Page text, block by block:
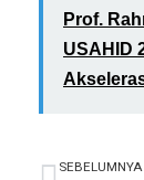
Prof.
USAHID
SEBELUMNYA